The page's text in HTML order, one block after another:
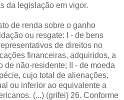
da legislação em vigor.
de renda sobre o ganho
ou resgate: I - de bens
de direitos no
financeiras, adquiridos, a
de não-residente; II - de moeda
cujo total de alienações,
ou inferior ao equivalente a
(...) (grifei) 26. Conforme